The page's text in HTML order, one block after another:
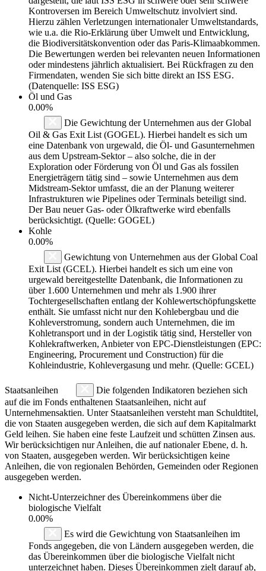
Kontroversen im Bereich Umweltschutz involviert sind.
Hierzu zählen Verletzungen internationaler Umweltstandards,
wie u.a. die Rio-Erklärung über Umwelt und Entwicklung,
die Biodiversitätskonvention oder das Paris-Klimaabkommen.
Die Bewertungen werden bei relevanten neuen Informationen
oder mindestens jährlich aktualisiert. Bei Rückfragen zu den
Firmendaten, wenden Sie sich bitte direkt an ISS ESG.
(Datenquelle: ISS ESG)
Öl und Gas
0.00%
Die Gewichtung der Unternehmen aus der Global
Oil & Gas Exit List (GOGEL). Hierbei handelt es sich um
eine Datenbank von urgewald, die Öl- und Gasunternehmen
aus dem Upstream-Sektor – also solche, die in der
Exploration oder Förderung von Öl und Gas als fossilen
Energieträgern tätig sind – sowie Unternehmen aus dem
Midstream-Sektor umfasst, die an der Planung weiterer
Infrastrukturen wie Pipelines oder Terminals beteiligt sind.
Der Bau neuer Gas- oder Ölkraftwerke wird ebenfalls
berücksichtigt. (Quelle: GOGEL)
Kohle
0.00%
Gewichtung von Unternehmen aus der Global Coal
Exit List (GCEL). Hierbei handelt es sich um eine von
urgewald bereitgestellte Datenbank, die Informationen zu
über 1.600 Unternehmen und mehr als 1.900 ihrer
Tochtergesellschaften entlang der Kohlewertschöpfungskette
enthält. Sie umfasst nicht nur den Kohlebergbau und die
Kohleverstromung, sondern auch Unternehmen, die im
Kohletransport und in der Logistik tätig sind, Hersteller von
Kohlekraftwerken, Anbieter von EPC-Dienstleistungen (EPC:
Engineering, Procurement und Construction) für die
Kohleindustrie, Kohlevergasung und mehr. (Quelle: GCEL)
Staatsanleihen
Die folgenden Indikatoren beziehen sich
auf die im Fonds enthaltenen Staatsanleihen, nicht auf
Unternehmensaktien. Unter Staatsanleihen versteht man Schuldtitel,
die von Staaten ausgegeben werden, die sich auf dem Kapitalmarkt
Geld leihen. Sie haben eine feste Laufzeit und schütten Zinsen aus.
Wir berücksichtigen nur Anleihen, die auf nationaler Ebene, d. h.
von Staaten, ausgegeben werden. Wir berücksichtigen keine
Anleihen, die von regionalen Behörden, Gemeinden oder Regionen
ausgegeben werden.
Nicht-Unterzeichner des Übereinkommens über die
biologische Vielfalt
0.00%
Es wird die Gewichtung von Staatsanleihen im
Fonds angegeben, die von Ländern ausgegeben werden, die
das Übereinkommen über die biologische Vielfalt nicht
unterzeichnet haben. Dieses Übereinkommen zielt darauf ab,